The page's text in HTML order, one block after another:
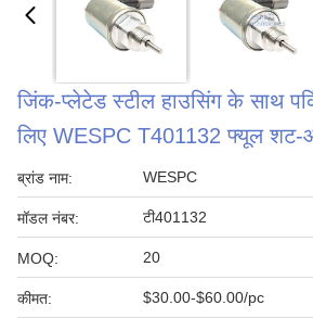
जिंक-प्लेटेड स्टील हाउसिंग के साथ
लिए WESPC T401132 फ्यूल शट-
ब्रांड नाम: WESPC
मॉडल नंबर: टी401132
MOQ: 20
कीमत: $30.00-$60.00/pc